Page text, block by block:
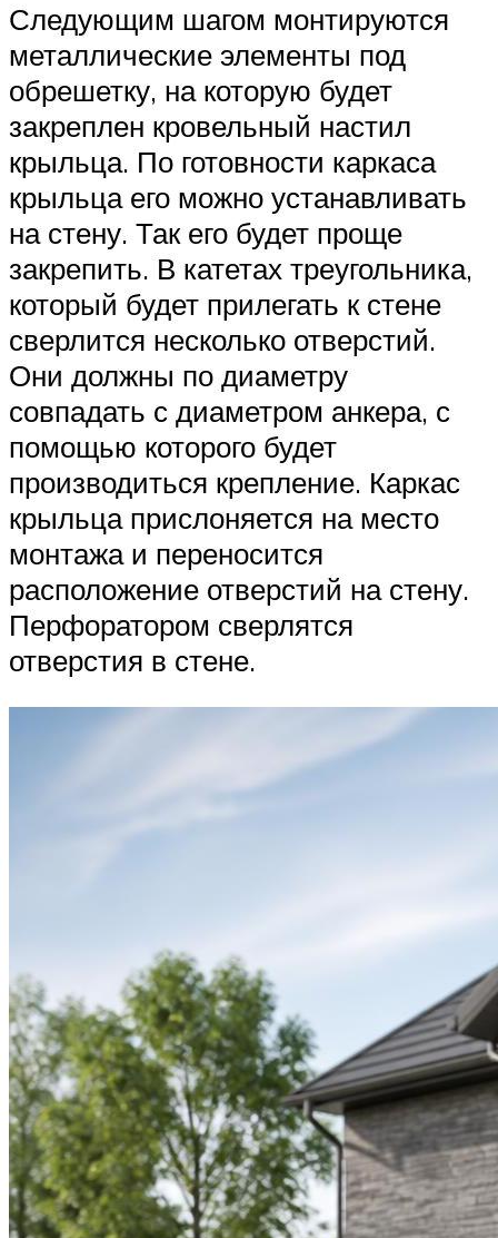
Следующим шагом монтируются
металлические элементы под
обрешетку, на которую будет
закреплен кровельный настил
крыльца. По готовности каркаса
крыльца его можно устанавливать
на стену. Так его будет проще
закрепить. В катетах треугольника,
который будет прилегать к стене
сверлится несколько отверстий.
Они должны по диаметру
совпадать с диаметром анкера, с
помощью которого будет
производиться крепление. Каркас
крыльца прислоняется на место
монтажа и переносится
расположение отверстий на стену.
Перфоратором сверлятся
отверстия в стене.